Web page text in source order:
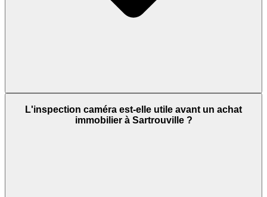
L'inspection caméra est-elle utile avant un achat
immobilier à Sartrouville ?